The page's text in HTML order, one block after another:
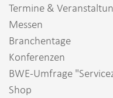
Termine &
Messen
Branchentage
Konferenzen
BWE-Umfrage
Shop